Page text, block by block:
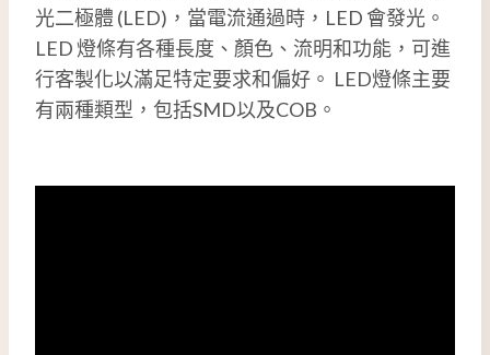
光二極體 (LED)，當電流通過時，LED 會發光。
LED 燈條有各種長度、顏色、流明和功能，可進
行客製化以滿足特定要求和偏好。 LED燈條主要
有兩種類型，包括SMD以及COB。